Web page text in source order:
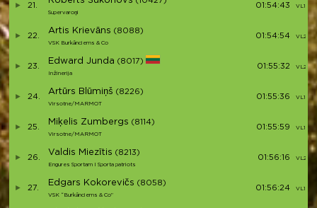
21.
Supervaroņi
01:54:43 VL1 (18)
22.
Artis Krievāns (8088)
VSK Burkānciems & Co
01:54:54 VL2 (4)
23.
Edward Junda (8017)
Inžinerija
01:55:32 VL2 (5)
24.
Artūrs Blūmiņš (8226)
Virsotne/MARMOT
01:55:36 VL1 (19)
25.
Miķelis Zumbergs (8114)
Virsotne/MARMOT
01:55:59 VL1 (20)
26.
Valdis Miezītis (8213)
Engures Sportam I Sporta patriots
01:56:16 VL2 (6)
27.
Edgars Kokorevičs (8058)
VSK “Burkānciems & Co”
01:56:24 VL1 (21)